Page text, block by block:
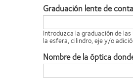
Graduación lente de
Introduzca la graduación de
la esfera, cilindro, eje y/o
Nombre de la óptica